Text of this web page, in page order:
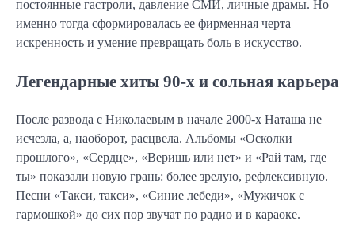
постоянные гастроли, давление СМИ, личные драмы. Но
именно тогда сформировалась ее фирменная черта —
искренность и умение превращать боль в искусство.
Легендарные хиты 90-х и сольная карьера
После развода с Николаевым в начале 2000-х Наташа не
исчезла, а, наоборот, расцвела. Альбомы «Осколки
прошлого», «Сердце», «Веришь или нет» и «Рай там, где
ты» показали новую грань: более зрелую, рефлексивную.
Песни «Такси, такси», «Синие лебеди», «Мужичок с
гармошкой» до сих пор звучат по радио и в караоке.